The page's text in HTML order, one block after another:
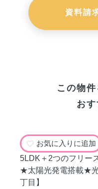
資料請
この物
お
お気に入りに追加
5LDK＋2つのフリー
★太陽光発電搭載★
丁目】